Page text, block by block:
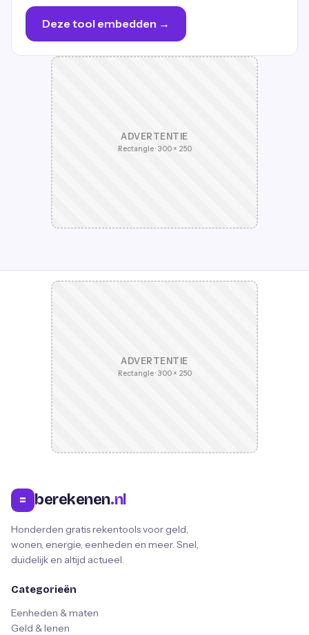
Deze tool embedden →
ADVERTENTIE
Rectangle · 300 × 250
ADVERTENTIE
Rectangle · 300 × 250
= berekenen.nl
Honderden gratis rekentools voor geld,
wonen, energie, eenheden en meer. Snel,
duidelijk en altijd actueel.
Categorieën
Eenheden & maten
Geld & lenen